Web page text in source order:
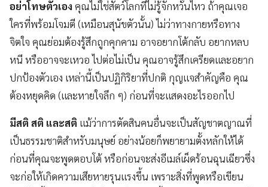
อย่าโทษตัวเองคุณไม่ใช่สัตว์โลกที่ไม่รู้จักหวั่นไหว ถ้าคุณเจอ
ใครที่พร้อมโจมตี (เหมือนสุนัขตัวนั้น) ไม่ว่าทางกายหรือทาง
จิตใจ คุณย่อมต้องรู้สึกถูกคุกคาม อาจอยากโต้กลับ อยากหลบ
หนี หรืออาจจะเหวอ ไปต่อไม่เป็น คุณอาจรู้สึกเครียดและอยาก
ปกป้องตัวเอง เหล่านี้เป็นปฏิกิริยาที่ปกติ กุญแจสำคัญคือ คุณ
ต้องหยุดคิด (และหายใจลึก ๆ) ก่อนที่จะแสดงอะไรออกไป
มีสติ สติ และสติ แม้ว่าการตัดสินคนอื่นจะเป็นสัญชาตญาณที่
เป็นธรรมชาติสำหรับมนุษย์ อย่างน้อยก็พยายามตั้งหลักให้ได้
ก่อนที่คุณจะพูดตอบโต้ หรือก่อนจะส่งอีเมล์เผ็ดร้อนฉุนเฉียวซึ่ง
จะก่อให้เกิดความเสียหายรุนแรงขึ้น เพราะสิ่งที่พูดหรือเขียน